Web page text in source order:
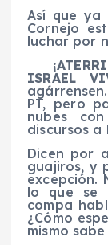
Así que ya
Cornejo
luchar por
ISRAEL
PT, pero
nubes
discursos a
Dicen por
guajiros, y
excepción.
lo que se
compa
¿Cómo
mismo